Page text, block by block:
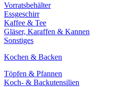
Vorratsbehälter
Essgeschirr
Kaffee & Tee
Gläser, Karaffen & Kannen
Sonstiges
Kochen & Backen
Töpfen & Pfannen
Koch- & Backutensilien